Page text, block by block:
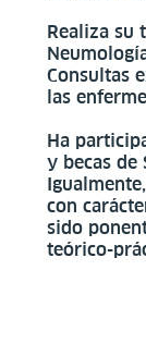
Realiza su
Consultas
las
Ha
y becas de
con
sido
teórico-